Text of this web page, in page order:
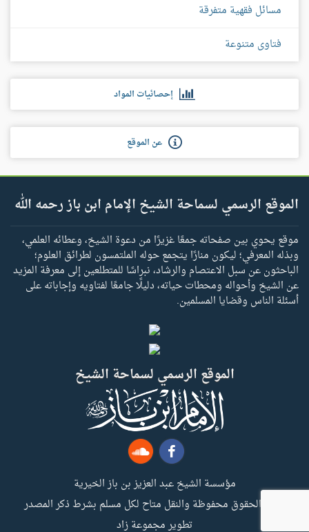
مسائل فقهية متفرقة
فتاوى متنوعة
إحصائيات المواد
عن الموقع
الموقع الرسمي لسماحة الشيخ الإمام ابن باز رحمه الله
موقع يحوي بين صفحاته جمعًا غزيرًا من دعوة الشيخ، وعطائه العلمي،
وبذله المعرفي؛ ليكون منارًا يتجمع حوله الملتمسون لطرائق العلوم؛
الباحثون عن سبل الاعتصام والرشاد، نبراسًا للمتطلعين إلى معرفة المزيد
عن الشيخ وأحواله ومحطات حياته، دليلًا جامعًا لفتاويه وإجاباته على
أسئلة الناس وقضايا المسلمين.
الموقع الرسمي لسماحة الشيخ
مؤسسة الشيخ عبد العزيز بن باز الخيرية
جميع الحقوق محفوظة والنقل متاح لكل مسلم بشرط ذكر المصدر
تطوير مجموعة زاد